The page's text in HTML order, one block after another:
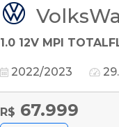
1.0 12V MPI
2022/2023
R$ 67.999